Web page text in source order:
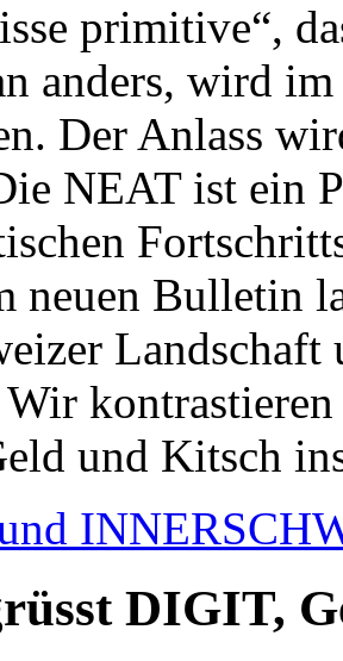
primitive“,
anders, wird
Der Anlass
NEAT ist ein
neuen Bulletin
Wir
und Kitsch
DIGIT,